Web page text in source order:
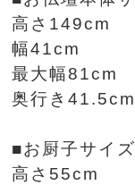
高さ149cm
幅41cm
最大幅81cm
奥行き41.5cm
■お厨子サイズ
高さ55cm